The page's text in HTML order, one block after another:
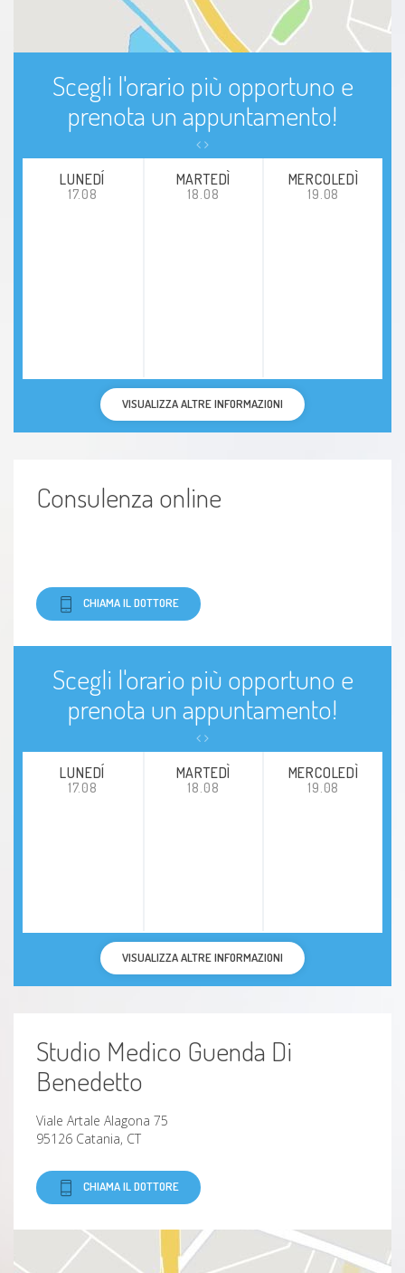
Scegli l'orario più opportuno e
prenota un appuntamento!
LUNEDÍ
17.08
MARTEDÌ
18.08
MERCOLEDÌ
19.08
VISUALIZZA ALTRE INFORMAZIONI
Consulenza online
CHIAMA IL DOTTORE
Scegli l'orario più opportuno e
prenota un appuntamento!
LUNEDÍ
17.08
MARTEDÌ
18.08
MERCOLEDÌ
19.08
VISUALIZZA ALTRE INFORMAZIONI
Studio Medico Guenda Di
Benedetto
Viale Artale Alagona 75
95126 Catania, CT
CHIAMA IL DOTTORE